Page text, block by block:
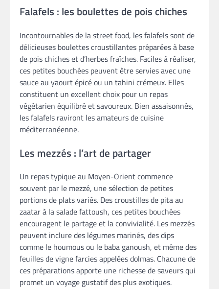
Falafels : les boulettes de pois chiches
Incontournables de la street food, les falafels sont de
délicieuses boulettes croustillantes préparées à base
de pois chiches et d’herbes fraîches. Faciles à réaliser,
ces petites bouchées peuvent être servies avec une
sauce au yaourt épicé ou un tahini crémeux. Elles
constituent un excellent choix pour un repas
végétarien équilibré et savoureux. Bien assaisonnés,
les falafels raviront les amateurs de cuisine
méditerranéenne.
Les mezzés : l’art de partager
Un repas typique au Moyen-Orient commence
souvent par le mezzé, une sélection de petites
portions de plats variés. Des croustilles de pita au
zaatar à la salade fattoush, ces petites bouchées
encouragent le partage et la convivialité. Les mezzés
peuvent inclure des légumes marinés, des dips
comme le houmous ou le baba ganoush, et même des
feuilles de vigne farcies appelées dolmas. Chacune de
ces préparations apporte une richesse de saveurs qui
promet un voyage gustatif des plus exotiques.